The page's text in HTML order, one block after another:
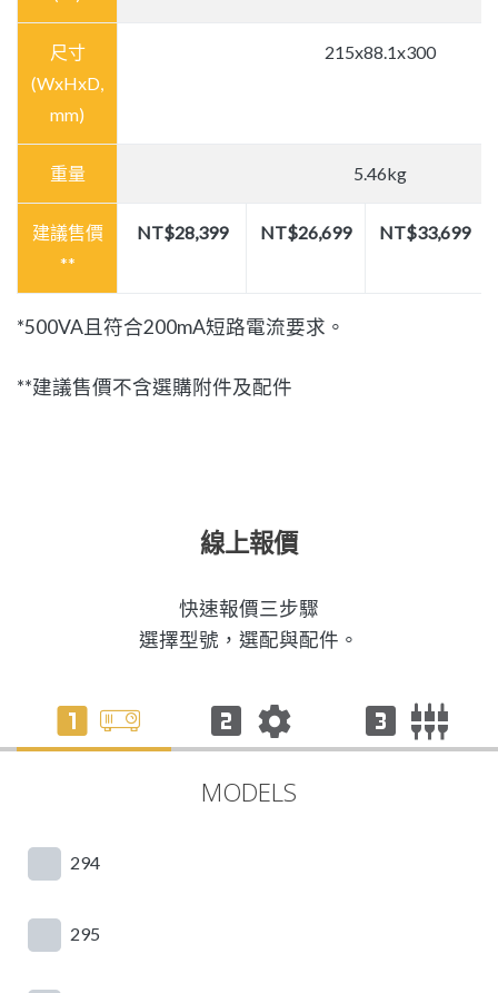
尺寸
(WxHxD,
mm)
215x88.1x300
重量 5.46kg
建議售價
**
NT$28,399 NT$26,699 NT$33,699
*500VA且符合200mA短路電流要求。
**建議售價不含選購附件及配件
線上報價
快速報價三步驟
選擇型號，選配與配件。
MODELS
294
295